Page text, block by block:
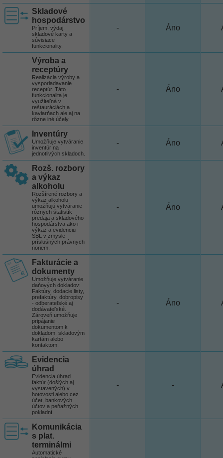
Skladové
hospodárstvo
Príjem, výdaj,
skladové karty a
súvisiace
funkcionality.
- Áno
Výroba a
receptúry
Realizácia výroby a
vysporiadavanie
receptúr. Táto
funkcionalita je
využiteľná v
reštauráciách a
kaviarňach ale aj na
rôzne iné účely.
- Áno
Inventúry
Umožňuje vytváranie
inventúr na
jednotlivých skladoch.
- Áno
Rozš. rozbory
a výkaz
alkoholu
Rozšírené rozbory a
výkaz alkoholu
umožňujú vytváranie
rôznych štatistík
predaja a skladového
hospodárstva ako i
výkaz a evidenciu
SBL v zmysle
príslušných právnych
noriem.
- Áno
Fakturácie a
dokumenty
Umožňuje vytváranie
daňových dokladov:
Faktúry, dodacie listy,
prefaktúry, dobropisy
- odberateľské aj
dodávateľské.
Zároveň umožňuje
pripájanie
dokumentom k
dokladom, skladovým
kartám alebo
kontaktom.
- Áno
Evidencia
úhrad
Evidencia úhrad
faktúr (došlých aj
vystavených) v
hotovosti alebo cez
účet, bankových
účtov a peňažných
pokladní.
- -
Komunikácia
s plat.
terminálmi
Automatické